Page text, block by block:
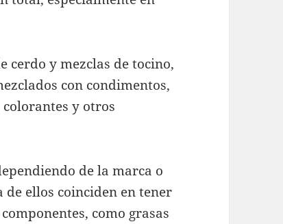
cerdo y mezclas de tocino,
con condimentos,
y otros
de la marca o
ellos coinciden en tener
como grasas